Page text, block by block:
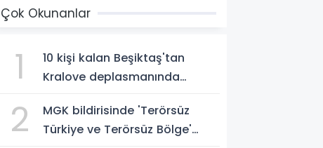
Çok Okunanlar
1
10 kişi kalan Beşiktaş'tan
Kralove deplasmanında
2
MGK bildirisinde 'Terörsüz
Türkiye ve Terörsüz Bölge'